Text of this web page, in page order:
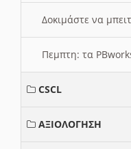
Δοκιμάστε να
Πεμπτη: τα
CSCL
ΑΞΙΟΛΟΓΗΣΗ